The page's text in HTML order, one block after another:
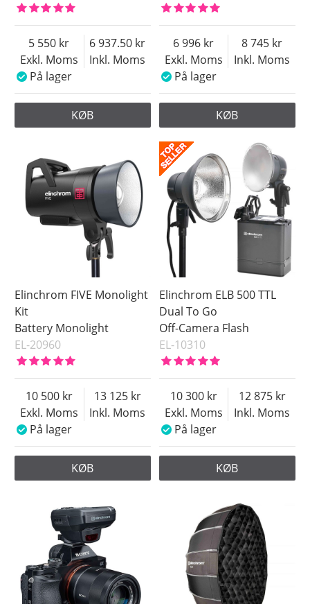
Exkl. Moms
5 550
Inkl. Moms
6 937.50
På lager
KØB
Exkl. Moms
6 996
Inkl. Moms
8 745
På lager
KØB
Elinchrom FIVE Monolight
Kit
Battery Monolight
EL-20960
Exkl. Moms
10 500
Inkl. Moms
13 125
På lager
KØB
Elinchrom ELB 500 TTL
Dual To Go
Off-Camera Flash
EL-10310
Exkl. Moms
10 300
Inkl. Moms
12 875
På lager
KØB